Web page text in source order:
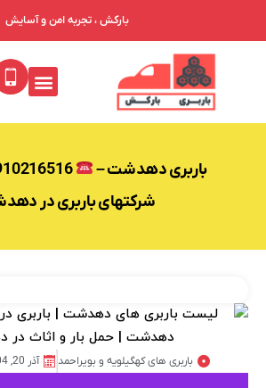
بارکش ، تجربه امن و آسایش
باربری دهدشت –
شرکتهای باربری در
باربری های کهگیلویه و بویراحمد آذر 20, 1404